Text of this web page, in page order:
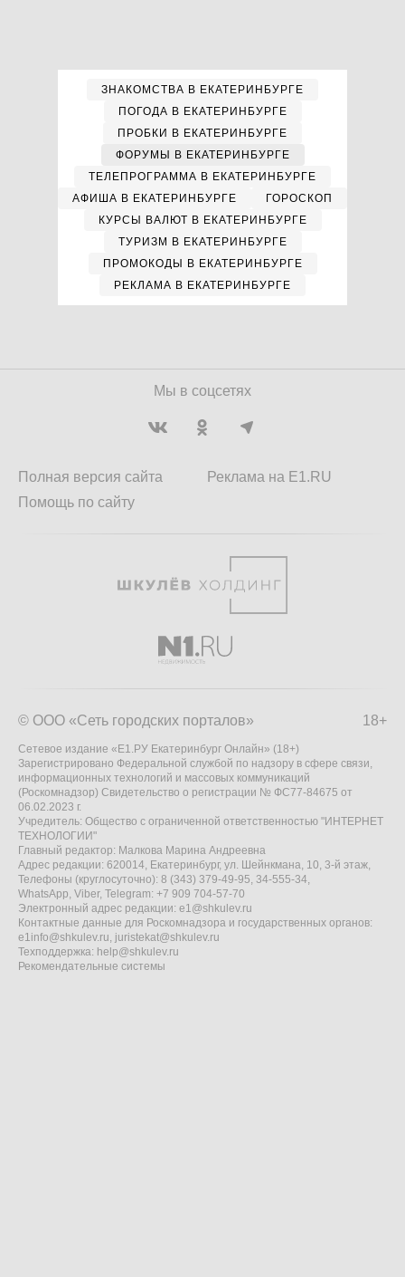
ЗНАКОМСТВА В ЕКАТЕРИНБУРГЕ
ПОГОДА В ЕКАТЕРИНБУРГЕ
ПРОБКИ В ЕКАТЕРИНБУРГЕ
ФОРУМЫ В ЕКАТЕРИНБУРГЕ
ТЕЛЕПРОГРАММА В ЕКАТЕРИНБУРГЕ
АФИША В ЕКАТЕРИНБУРГЕ
ГОРОСКОП
КУРСЫ ВАЛЮТ В ЕКАТЕРИНБУРГЕ
ТУРИЗМ В ЕКАТЕРИНБУРГЕ
ПРОМОКОДЫ В ЕКАТЕРИНБУРГЕ
РЕКЛАМА В ЕКАТЕРИНБУРГЕ
Мы в соцсетях
Полная версия сайта
Помощь по сайту
Реклама на E1.RU
18+
© ООО «Сеть городских порталов»
Сетевое издание «Е1.РУ Екатеринбург Онлайн» (18+)
Зарегистрировано Федеральной службой по надзору в сфере связи,
информационных технологий и массовых коммуникаций
(Роскомнадзор) Свидетельство о регистрации № ФС77-84675 от
06.02.2023 г.
Учредитель: Общество с ограниченной ответственностью "ИНТЕРНЕТ
ТЕХНОЛОГИИ"
Главный редактор: Малкова Марина Андреевна
Адрес редакции: 620014, Екатеринбург, ул. Шейнкмана, 10, 3-й этаж,
Телефоны (круглосуточно): 8 (343) 379-49-95, 34-555-34,
WhatsApp, Viber, Telegram: +7 909 704-57-70
Электронный адрес редакции: e1@shkulev.ru
Контактные данные для Роскомнадзора и государственных органов:
e1info@shkulev.ru, juristekat@shkulev.ru
Техподдержка: help@shkulev.ru
Рекомендательные системы